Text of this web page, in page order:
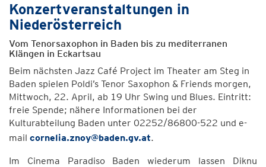
Konzertveranstaltungen in
Niederösterreich
Vom Tenorsaxophon in Baden bis zu mediterranen
Klängen in Eckartsau
Beim nächsten Jazz Café Project im Theater am Steg in
Baden spielen Poldi’s Tenor Saxophon & Friends morgen,
Mittwoch, 22. April, ab 19 Uhr Swing und Blues. Eintritt:
freie Spende; nähere Informationen bei der
Kulturabteilung Baden unter 02252/86800-522 und e-
mail cornelia.znoy@baden.gv.at.
Im Cinema Paradiso Baden wiederum lassen Diknu